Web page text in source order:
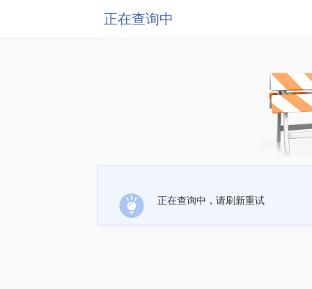
正在查询中
正在查询中，请刷新重试